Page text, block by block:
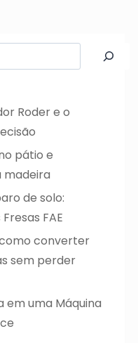
Roder e o
pátio e
madeira
de solo:
FAE
converter
sem perder
em uma Máquina